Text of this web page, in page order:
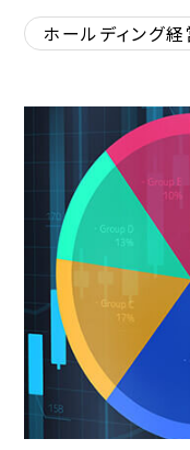
ホールディング経